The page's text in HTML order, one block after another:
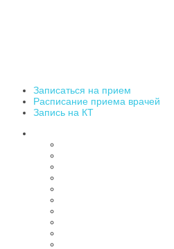
Записаться на прием
Расписание приема врачей
Запись на КТ